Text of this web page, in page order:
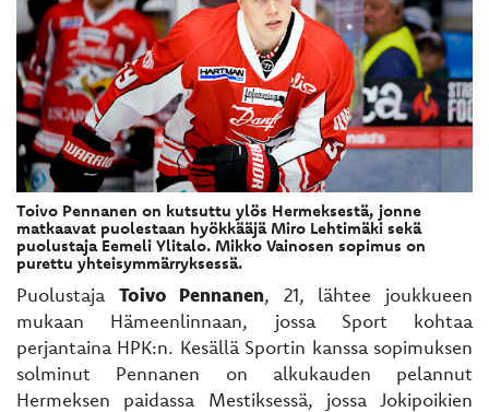
Toivo Pennanen on kutsuttu ylös Hermeksestä, jonne
matkaavat puolestaan hyökkääjä Miro Lehtimäki sekä
puolustaja Eemeli Ylitalo. Mikko Vainosen sopimus on
purettu yhteisymmärryksessä.
Puolustaja Toivo Pennanen, 21, lähtee joukkueen
mukaan Hämeenlinnaan, jossa Sport kohtaa
perjantaina HPK:n. Kesällä Sportin kanssa sopimuksen
solminut Pennanen on alkukauden pelannut
Hermeksen paidassa Mestiksessä, jossa Jokipoikien